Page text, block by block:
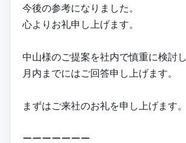
今後の参考になりました。
心よりお礼申し上げます。
中山様のご提案を社内で慎重に検討し
月内までにはご回答申し上げます。
まずはご来社のお礼を申し上げます。
ーーーーーーー